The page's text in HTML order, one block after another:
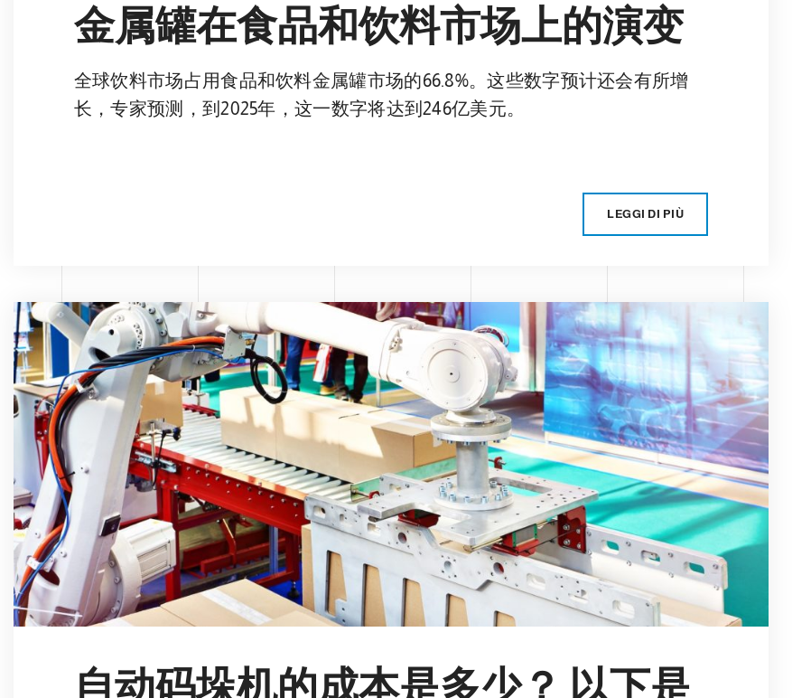
金属罐在食品和饮料市场上的演变
全球饮料市场占用食品和饮料金属罐市场的66.8%。这些数字预计还会有所增
长，专家预测，到2025年，这一数字将达到246亿美元。
LEGGI DI PIÙ
自动码垛机的成本是多少？ 以下是